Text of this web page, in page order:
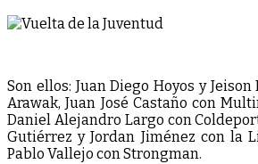
Son ellos: Juan Diego Hoyos y
Arawak, Juan José Castaño con
Daniel Alejandro Largo con
Gutiérrez y Jordan Jiménez con la
Pablo Vallejo con Strongman.